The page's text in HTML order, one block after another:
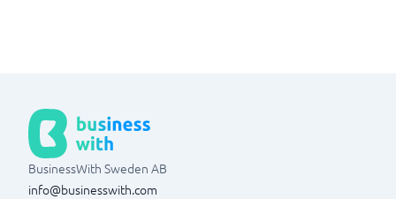
BusinessWith Sweden AB
info@businesswith.com